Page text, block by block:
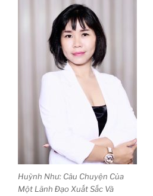
Huỳnh Như: Câu Chuyện Của
Một Lãnh Đạo Xuất Sắc Và